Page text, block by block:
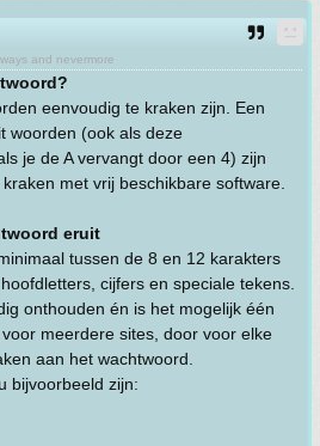
and nevermore
eenvoudig te kraken zijn. Een
woorden (ook als deze
je de A vervangt door een 4) zijn
met vrij beschikbare software.
eruit
tussen de 8 en 12 karakters
cijfers en speciale tekens.
onthouden én is het mogelijk één
meerdere sites, door voor elke
aan het wachtwoord.
bijvoorbeeld zijn: